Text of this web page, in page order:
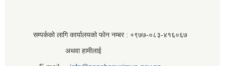
सम्पर्कको लागि कार्यालयको फोन नम्बर : +९७७-०८३‍-४१६०६७
अथवा हामीलाई